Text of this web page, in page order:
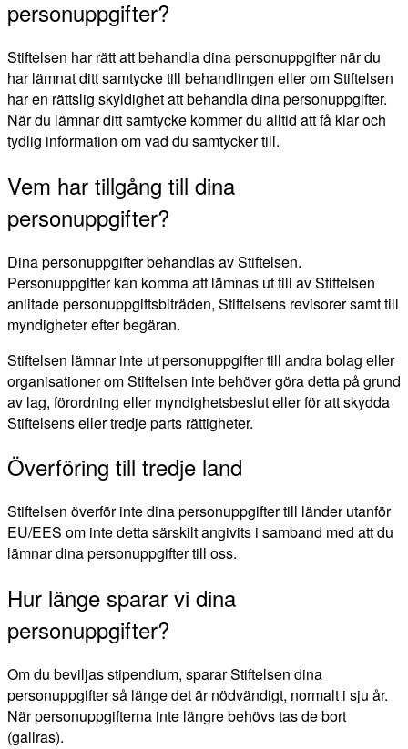
personuppgifter?
Stiftelsen har rätt att behandla dina personuppgifter när du
har lämnat ditt samtycke till behandlingen eller om Stiftelsen
har en rättslig skyldighet att behandla dina personuppgifter.
När du lämnar ditt samtycke kommer du alltid att få klar och
tydlig information om vad du samtycker till.
Vem har tillgång till dina
personuppgifter?
Dina personuppgifter behandlas av Stiftelsen.
Personuppgifter kan komma att lämnas ut till av Stiftelsen
anlitade personuppgiftsbiträden, Stiftelsens revisorer samt till
myndigheter efter begäran.
Stiftelsen lämnar inte ut personuppgifter till andra bolag eller
organisationer om Stiftelsen inte behöver göra detta på grund
av lag, förordning eller myndighetsbeslut eller för att skydda
Stiftelsens eller tredje parts rättigheter.
Överföring till tredje land
Stiftelsen överför inte dina personuppgifter till länder utanför
EU/EES om inte detta särskilt angivits i samband med att du
lämnar dina personuppgifter till oss.
Hur länge sparar vi dina
personuppgifter?
Om du beviljas stipendium, sparar Stiftelsen dina
personuppgifter så länge det är nödvändigt, normalt i sju år.
När personuppgifterna inte längre behövs tas de bort
(gallras).